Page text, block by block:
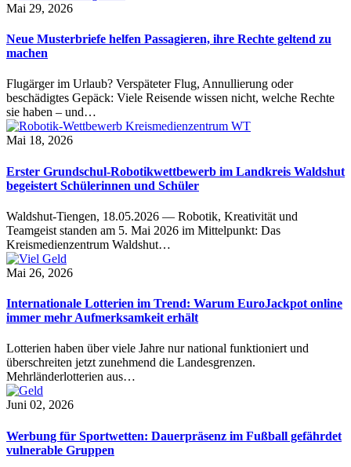
Mai 29, 2026
Neue Musterbriefe helfen Passagieren, ihre Rechte geltend zu
machen
Flugärger im Urlaub? Verspäteter Flug, Annullierung oder
beschädigtes Gepäck: Viele Reisende wissen nicht, welche Rechte
sie haben – und…
Mai 18, 2026
Erster Grundschul-Robotikwettbewerb im Landkreis Waldshut
begeistert Schülerinnen und Schüler
Waldshut-Tiengen, 18.05.2026 — Robotik, Kreativität und
Teamgeist standen am 5. Mai 2026 im Mittelpunkt: Das
Kreismedienzentrum Waldshut…
Mai 26, 2026
Internationale Lotterien im Trend: Warum EuroJackpot online
immer mehr Aufmerksamkeit erhält
Lotterien haben über viele Jahre nur national funktioniert und
überschreiten jetzt zunehmend die Landesgrenzen.
Mehrländerlotterien aus…
Juni 02, 2026
Werbung für Sportwetten: Dauerpräsenz im Fußball gefährdet
vulnerable Gruppen